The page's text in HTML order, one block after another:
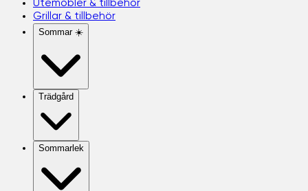
Utemöbler & tillbehör
Grillar & tillbehör
Sommar ☀️
Trädgård
Sommarlek